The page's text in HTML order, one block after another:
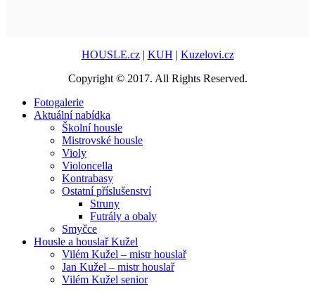
HOUSLE.cz| KUH | Kuzelovi.cz
Copyright © 2017. All Rights Reserved.
Fotogalerie
Aktuální nabídka
Školní housle
Mistrovské housle
Violy
Violoncella
Kontrabasy
Ostatní příslušenství
Struny
Futrály a obaly
Smyčce
Housle a houslař Kužel
Vilém Kužel – mistr houslař
Jan Kužel – mistr houslař
Vilém Kužel senior